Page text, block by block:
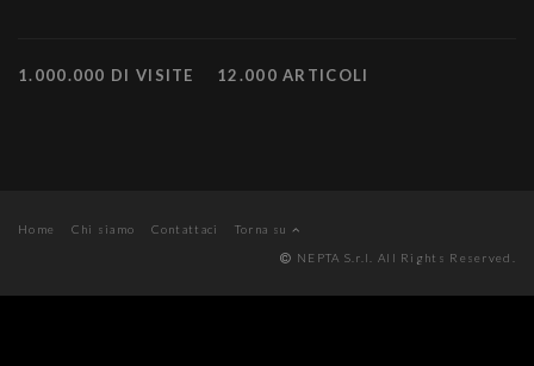
1.000.000 DI VISITE 12.000 ARTICOLI
Home Chi siamo Contattaci
Torna su
NEPTA S.r.l. All Rights Reserved.